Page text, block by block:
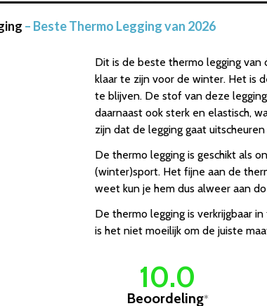
– Beste Thermo Legging van 2026
Dit is de beste thermo legging
klaar te zijn voor de winter. Het is
te blijven. De stof van deze
daarnaast ook sterk en elastisch,
zijn dat de legging gaat
De thermo legging is geschikt als
(winter)sport. Het fijne aan de
weet kun je hem dus alweer aan
De thermo legging is verkrijgbaar
is het niet moeilijk om de juiste
10.0
Beoordeling*